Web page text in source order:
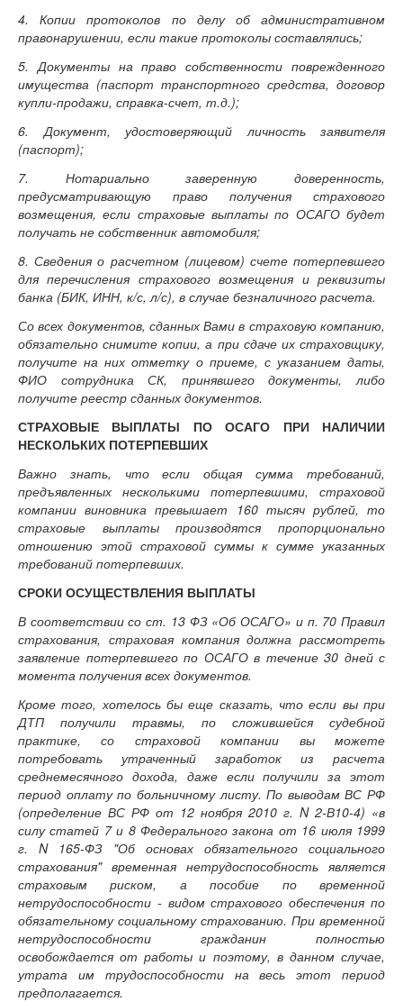
4. Копии протоколов по делу об административном
правонарушении, если такие протоколы составлялись;
5. Документы на право собственности поврежденного
имущества (паспорт транспортного средства, договор
купли-продажи, справка-счет, т.д.);
6. Документ, удостоверяющий личность заявителя
(паспорт);
7. Нотариально заверенную доверенность,
предусматривающую право получения страхового
возмещения, если страховые выплаты по ОСАГО будет
получать не собственник автомобиля;
8. Сведения о расчетном (лицевом) счете потерпевшего
для перечисления страхового возмещения и реквизиты
банка (БИК, ИНН, к/с, л/с), в случае безналичного расчета.
Со всех документов, сданных Вами в страховую компанию,
обязательно снимите копии, а при сдаче их страховщику,
получите на них отметку о приеме, с указанием даты,
ФИО сотрудника СК, принявшего документы, либо
получите реестр сданных документов.
СТРАХОВЫЕ ВЫПЛАТЫ ПО ОСАГО ПРИ НАЛИЧИИ
НЕСКОЛЬКИХ ПОТЕРПЕВШИХ
Важно знать, что если общая сумма требований,
предъявленных несколькими потерпевшими, страховой
компании виновника превышает 160 тысяч рублей, то
страховые выплаты производятся пропорционально
отношению этой страховой суммы к сумме указанных
требований потерпевших.
СРОКИ ОСУЩЕСТВЛЕНИЯ ВЫПЛАТЫ
В соответствии со ст. 13 ФЗ «Об ОСАГО» и п. 70 Правил
страхования, страховая компания должна рассмотреть
заявление потерпевшего по ОСАГО в течение 30 дней с
момента получения всех документов.
Кроме того, хотелось бы еще сказать, что если вы при
ДТП получили травмы, по сложившейся судебной
практике, со страховой компании вы можете
потребовать утраченный заработок из расчета
среднемесячного дохода, даже если получили за этот
период оплату по больничному листу. По выводам ВС РФ
(определение ВС РФ от 12 ноября 2010 г. N 2-В10-4) «в
силу статей 7 и 8 Федерального закона от 16 июля 1999
г. N 165-ФЗ "Об основах обязательного социального
страхования" временная нетрудоспособность является
страховым риском, а пособие по временной
нетрудоспособности - видом страхового обеспечения по
обязательному социальному страхованию. При временной
нетрудоспособности гражданин полностью
освобождается от работы и поэтому, в данном случае,
утрата им трудоспособности на весь этот период
предполагается.